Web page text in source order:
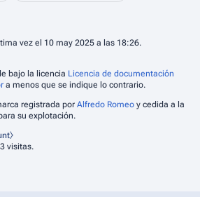
vez el 10 may 2025 a las 18:26.
bajo la licencia Licencia de documentación
a menos que se indique lo contrario.
registrada por Alfredo Romeo y cedida a la
su explotación.
visitas.